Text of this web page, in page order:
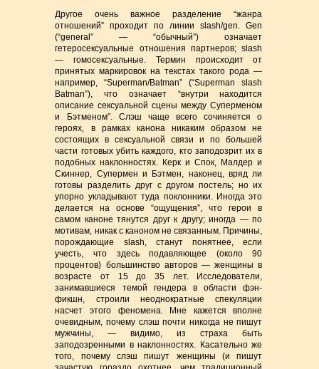
Другое очень важное разделение “жанра
отношений” проходит по линии slash/gen. Gen
(“general” — “обычный”) означает
гетеросексуальные отношения партнеров; slash
— гомосексуальные. Термин происходит от
принятых маркировок на текстах такого рода —
например, “Superman/Batman” (“Superman slash
Batman”), что означает “внутри находится
описание сексуальной сцены между Суперменом
и Бэтменом”. Слэш чаще всего сочиняется о
героях, в рамках канона никаким образом не
состоящих в сексуальной связи и по большей
части готовых убить каждого, кто заподозрит их в
подобных наклонностях. Керк и Спок, Малдер и
Скиннер, Супермен и Бэтмен, наконец, вряд ли
готовы разделить друг с другом постель; но их
упорно укладывают туда поклонники. Иногда это
делается на основе “ощущения”, что герои в
самом каноне тянутся друг к другу; иногда — по
мотивам, никак с каноном не связанным. Причины,
порождающие slash, станут понятнее, если
учесть, что здесь подавляющее (около 90
процентов) большинство авторов — женщины в
возрасте от 15 до 35 лет. Исследователи,
занимавшиеся темой гендера в области фэн-
фикшн, строили неоднократные спекуляции
насчет этого феномена. Мне кажется вполне
очевидным, почему слэш почти никогда не пишут
мужчины, — видимо, из страха быть
заподозренными в наклонностях. Касательно же
того, почему слэш пишут женщины (и пишут